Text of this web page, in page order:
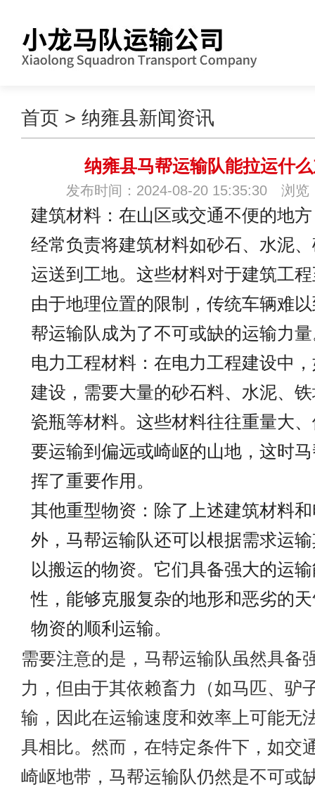
首页 > 纳雍县新闻资讯
纳雍县马帮运输队能拉运什
发布时间：2024-08-20 15:35:30 浏览
建筑材料：在山区或交通不便的地
经常负责将建筑材料如砂石、水泥
运送到工地。这些材料对于建筑工
由于地理位置的限制，传统车辆难
帮运输队成为了不可或缺的运输力
电力工程材料：在电力工程建设中
建设，需要大量的砂石料、水泥、
瓷瓶等材料。这些材料往往重量大
要运输到偏远或崎岖的山地，这时
挥了重要作用。
其他重型物资：除了上述建筑材料
外，马帮运输队还可以根据需求运
以搬运的物资。它们具备强大的运
性，能够克服复杂的地形和恶劣的
物资的顺利运输。
需要注意的是，马帮运输队虽然具备
力，但由于其依赖畜力（如马匹、驴
输，因此在运输速度和效率上可能无
具相比。然而，在特定条件下，如交
崎岖地带，马帮运输队仍然是不可或